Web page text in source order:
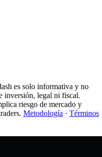
es solo informativa y no
inversión, legal ni fiscal.
riesgo de mercado y
Metodología · Términos